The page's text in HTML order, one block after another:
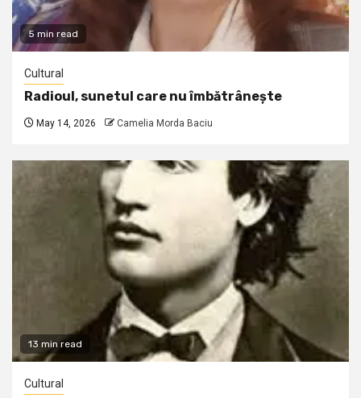
5 min read
Cultural
Radioul, sunetul care nu îmbătrânește
May 14, 2026 Camelia Morda Baciu
13 min read
Cultural